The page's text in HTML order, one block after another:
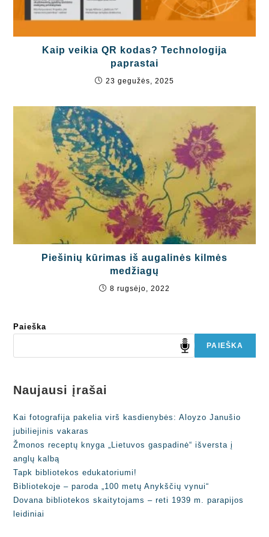
Kaip veikia QR kodas? Technologija
paprastai
23 gegužės, 2025
Piešinių kūrimas iš augalinės kilmės
medžiagų
8 rugsėjo, 2022
Paieška
PAIEŠKA
Naujausi įrašai
Kai fotografija pakelia virš kasdienybės: Aloyzo Janušio
jubiliejinis vakaras
Žmonos receptų knyga „Lietuvos gaspadinė“ išversta į
anglų kalbą
Tapk bibliotekos edukatoriumi!
Bibliotekoje – paroda „100 metų Anykščių vynui“
Dovana bibliotekos skaitytojams – reti 1939 m. parapijos
leidiniai